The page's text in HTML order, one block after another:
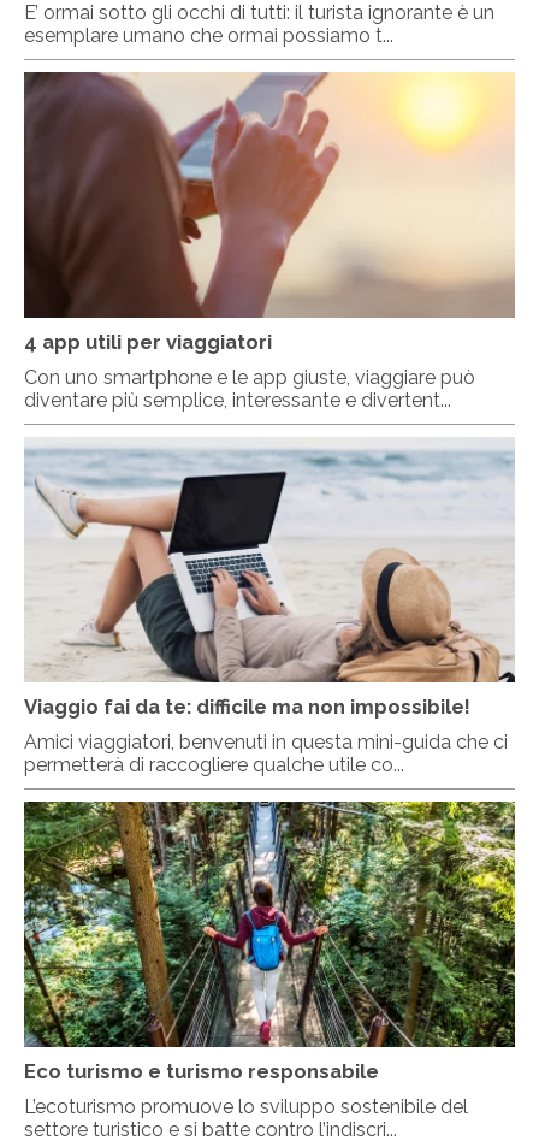
E’ ormai sotto gli occhi di tutti: il turista ignorante è un
esemplare umano che ormai possiamo t...
4 app utili per viaggiatori
Con uno smartphone e le app giuste, viaggiare può
diventare più semplice, interessante e divertent...
Viaggio fai da te: difficile ma non impossibile!
Amici viaggiatori, benvenuti in questa mini-guida che ci
permetterà di raccogliere qualche utile co...
Eco turismo e turismo responsabile
L’ecoturismo promuove lo sviluppo sostenibile del
settore turistico e si batte contro l’indiscri...